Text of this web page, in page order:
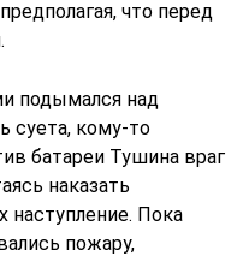
что перед
подымался над
суета, кому-то
батареи Тушина враг
наказать
Пока
пожару,